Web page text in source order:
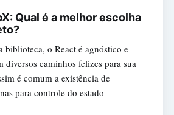
Qual é a melhor escolha
biblioteca, o React é agnóstico e
diversos caminhos felizes para sua
é comum a existência de
para controle do estado
Subscribe